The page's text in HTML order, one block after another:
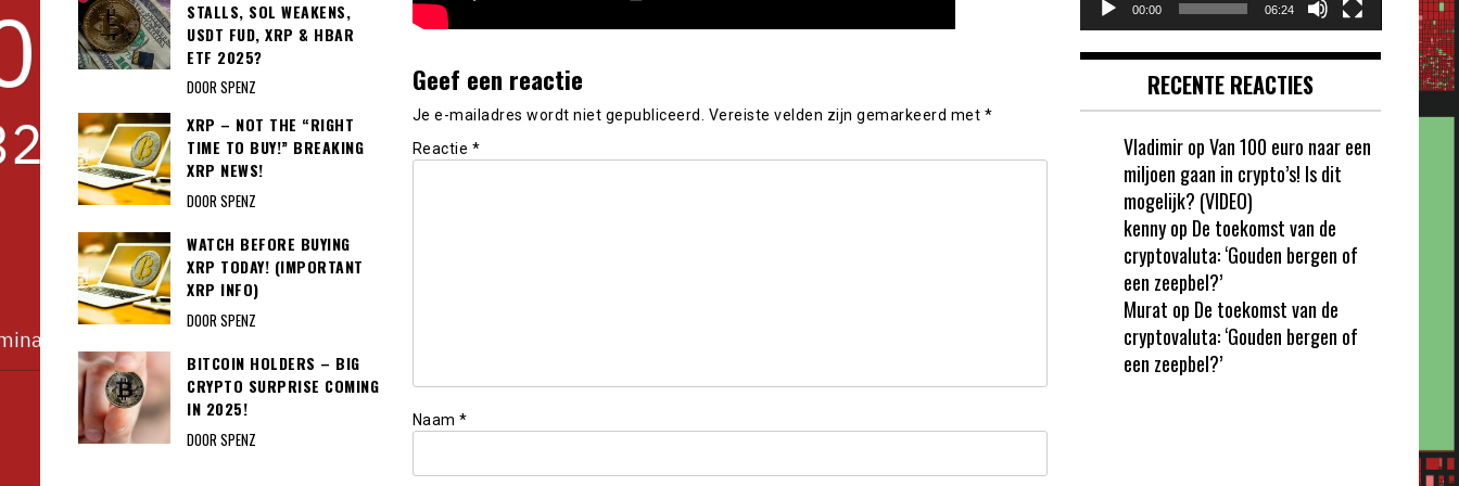
Geef een reactie
Je e-mailadres wordt niet gepubliceerd. Vereiste velden zijn gemarkeerd met *
Reactie *
Naam *
STALLS, SOL WEAKENS,
USDT FUD, XRP & HBAR
ETF 2025?
DOOR SPENZ
XRP – NOT THE “RIGHT
TIME TO BUY!” BREAKING
XRP NEWS!
DOOR SPENZ
WATCH BEFORE BUYING
XRP TODAY! (IMPORTANT
XRP INFO)
DOOR SPENZ
BITCOIN HOLDERS – BIG
CRYPTO SURPRISE COMING
IN 2025!
DOOR SPENZ
00:00 06:24
RECENTE REACTIES
VladimiropVan 100 euro naar een
miljoen gaan in crypto’s! Is dit
mogelijk? (VIDEO)
kennyop De toekomst van de
cryptovaluta: ‘Gouden bergen of
een zeepbel?’
Murat op De toekomst van de
cryptovaluta: ‘Gouden bergen of
een zeepbel?’